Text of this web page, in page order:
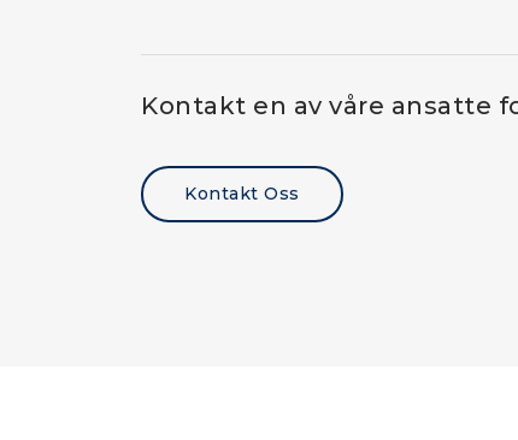
Kontakt en av våre ansatte
Kontakt Oss